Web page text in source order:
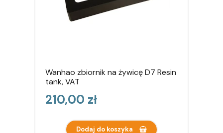
Wanhao zbiornik na żywicę D7 Resin
tank, VAT
Cena
210,00 zł
Dodaj do koszyka